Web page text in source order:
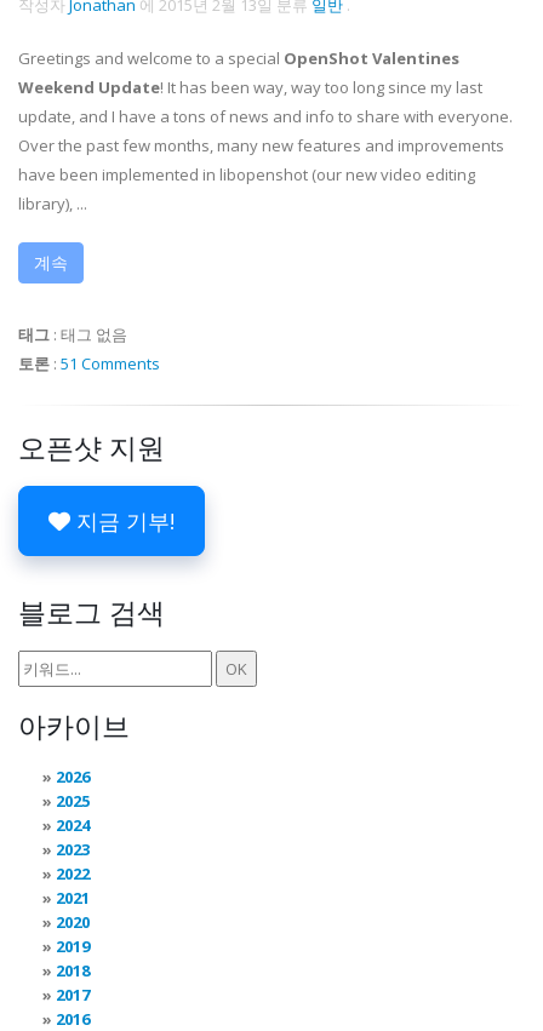
작성자Jonathan 에 2015년 2월 13일 분류 일반 .
Greetings and welcome to a special OpenShot Valentines
Weekend Update! It has been way, way too long since my last
update, and I have a tons of news and info to share with everyone.
Over the past few months, many new features and improvements
have been implemented in libopenshot (our new video editing
library), ...
계속
태그 : 태그 없음
토론 : 51 Comments
오픈샷 지원
지금 기부!
블로그 검색
아카이브
2026
2025
2024
2023
2022
2021
2020
2019
2018
2017
2016